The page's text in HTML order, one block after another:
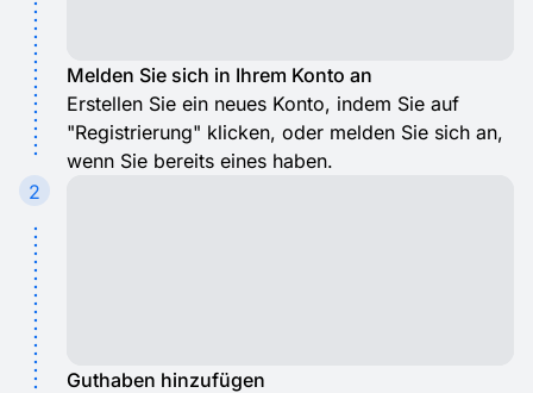
Melden Sie sich in Ihrem Konto an
Erstellen Sie ein neues Konto, indem Sie auf
"Registrierung" klicken, oder melden Sie sich an,
wenn Sie bereits eines haben.
2
Guthaben hinzufügen